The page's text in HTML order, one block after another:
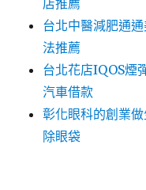
店推薦
台北中醫減肥通
法推薦
台北花店IQOS煙
汽車借款
彰化眼科的創業
除眼袋